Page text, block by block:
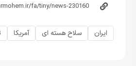
ایران سلاح هسته ای آمریکا